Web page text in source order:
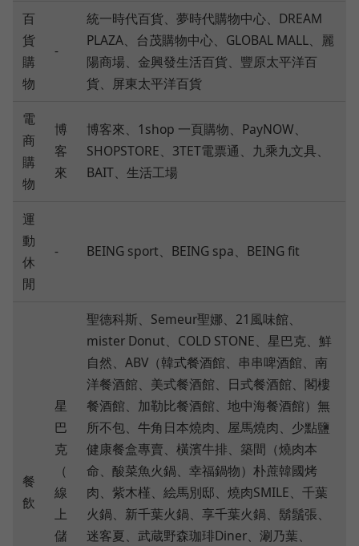
百
貨
購
物
-
統一時代百貨、夢時代購物中心、DREAM
PLAZA、台茂購物中心、GLOBAL MALL、麗
陽商場、金興發生活百貨、豐原太平洋百
貨、屏東太平洋百貨
電
商
購
物
博
客
來
博客來、1shop 一頁購物、PayNOW、
SHOPSTORE、3TET電票通、九乘九文具、
BAIT、生活工場
運
動
休
閒
- BEING sport、BEING spa、BEING fit
餐
飲
星
巴
克
（
線
上
儲
聖德科斯、Semeur聖娜、21風味館、
mister Donut、COLD STONE、星巴克、鮮
自然、ABV（韓式餐酒館、串串啤酒館、南
洋餐酒館、美式餐酒館、日式餐酒館、閣樓
餐酒館、加勒比餐酒館、地中海餐酒館）無
所不包、牛角日本燒肉、屋馬燒肉、少點鹽
健康餐盒專賣、橫濱牛排、築間（燒肉本
命、酸菜魚火鍋、幸福鍋物）朴蔗韓國烤
肉、紫木槿、絵馬別邸、燒肉SMILE、千葉
火鍋、新千葉火鍋、享千葉火鍋、鬍鬚張、
迷客夏、武蔵野森珈琲Diner、涮乃葉、